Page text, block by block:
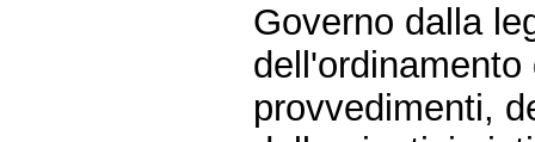
Governo dalla
provvedimenti,